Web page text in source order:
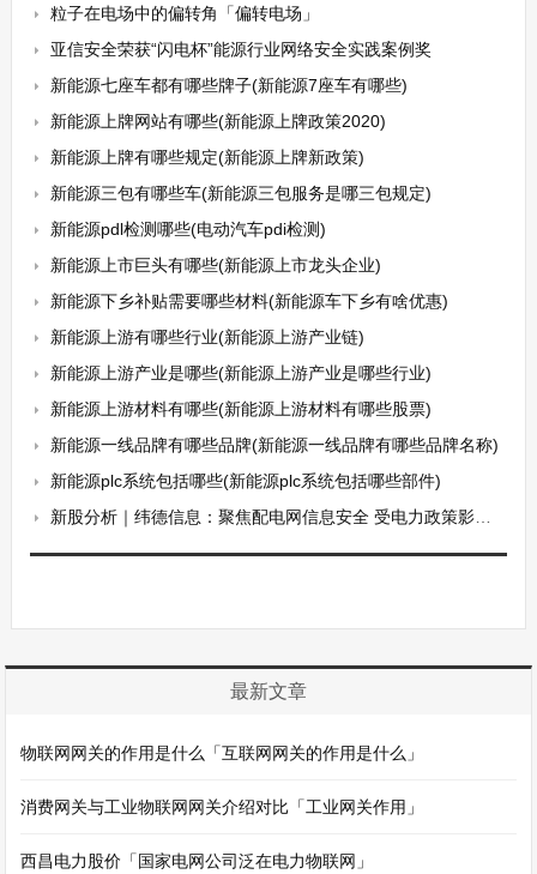
粒子在电场中的偏转角「偏转电场」
亚信安全荣获“闪电杯”能源行业网络安全实践案例奖
新能源七座车都有哪些牌子(新能源7座车有哪些)
新能源上牌网站有哪些(新能源上牌政策2020)
新能源上牌有哪些规定(新能源上牌新政策)
新能源三包有哪些车(新能源三包服务是哪三包规定)
新能源pdl检测哪些(电动汽车pdi检测)
新能源上市巨头有哪些(新能源上市龙头企业)
新能源下乡补贴需要哪些材料(新能源车下乡有啥优惠)
新能源上游有哪些行业(新能源上游产业链)
新能源上游产业是哪些(新能源上游产业是哪些行业)
新能源上游材料有哪些(新能源上游材料有哪些股票)
新能源一线品牌有哪些品牌(新能源一线品牌有哪些品牌名称)
新能源plc系统包括哪些(新能源plc系统包括哪些部件)
新股分析｜纬德信息：聚焦配电网信息安全 受电力政策影响较大
最新文章
物联网网关的作用是什么「互联网网关的作用是什么」
消费网关与工业物联网网关介绍对比「工业网关作用」
西昌电力股价「国家电网公司泛在电力物联网」